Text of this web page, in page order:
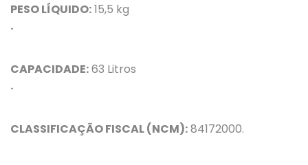
PESO LÍQUIDO:15,5 kg
.
CAPACIDADE:63 Litros
.
CLASSIFICAÇÃO FISCAL (NCM):84172000.